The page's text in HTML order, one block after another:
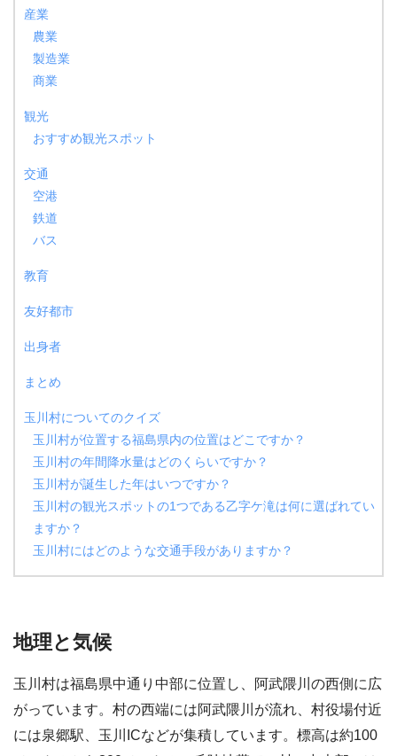
産業
農業
製造業
商業
観光
おすすめ観光スポット
交通
空港
鉄道
バス
教育
友好都市
出身者
まとめ
玉川村についてのクイズ
玉川村が位置する福島県内の位置はどこですか？
玉川村の年間降水量はどのくらいですか？
玉川村が誕生した年はいつですか？
玉川村の観光スポットの1つである乙字ケ滝は何に選ばれてい
ますか？
玉川村にはどのような交通手段がありますか？
地理と気候
玉川村は福島県中通り中部に位置し、阿武隈川の西側に広
がっています。村の西端には阿武隈川が流れ、村役場付近
には泉郷駅、玉川ICなどが集積しています。標高は約100